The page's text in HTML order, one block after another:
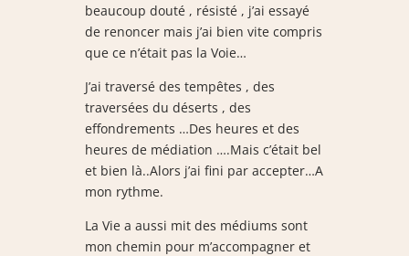
beaucoup douté , résisté , j’ai essayé
de renoncer mais j’ai bien vite compris
que ce n’était pas la Voie…
J’ai traversé des tempêtes , des
traversées du déserts , des
effondrements …Des heures et des
heures de médiation ….Mais c’était bel
et bien là..Alors j’ai fini par accepter…A
mon rythme.
La Vie a aussi mit des médiums sont
mon chemin pour m’accompagner et